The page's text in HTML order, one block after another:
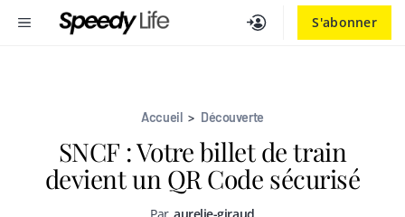
S'abonner
MENU
Accueil > Découverte
SNCF : Votre billet de train
devient un QR Code sécurisé